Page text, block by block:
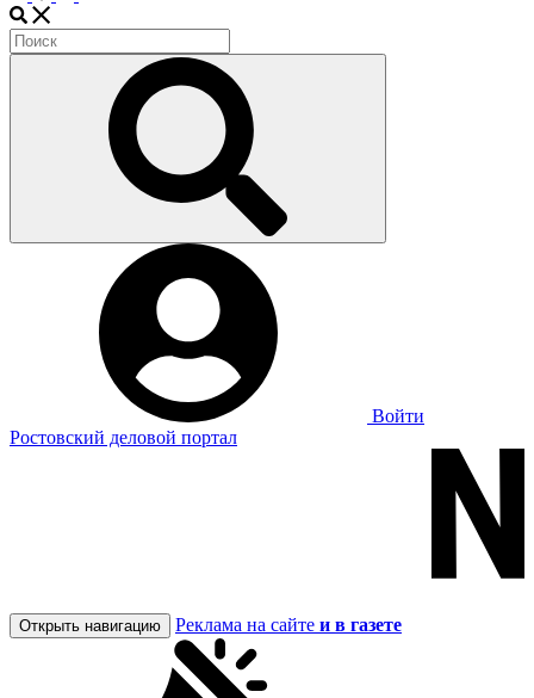
Войти
Ростовский деловой портал
Открыть навигацию Реклама на сайте и в газете